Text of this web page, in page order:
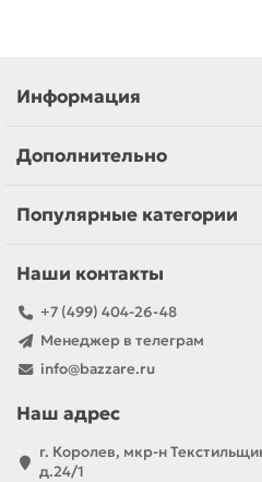
Информация
Дополнительно
Популярные категории
Наши контакты
+7 (499) 404-26-48
Менеджер в телеграм
info@bazzare.ru
Наш адрес
г. Королев, мкр-н
д.24/1